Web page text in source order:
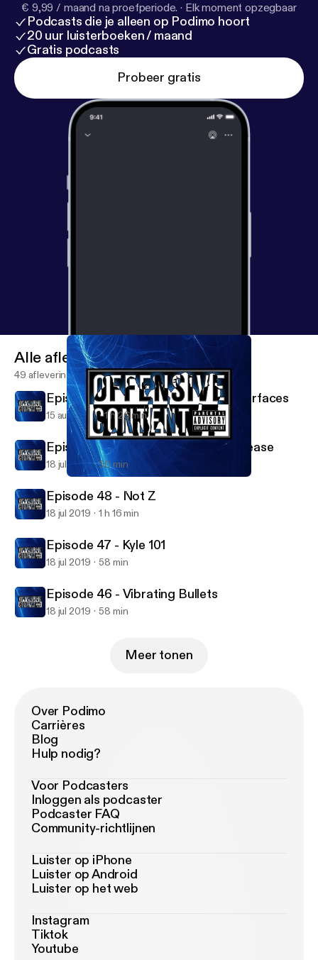
€ 9,99 / maand na proefperiode. · Elk moment opzegbaar
Podcasts die je alleen op Podimo hoort
20 uur luisterboeken / maand
Gratis podcasts
Probeer gratis
Offensive Content
Alle afleveringen
49 afleveringen
Episode 49 - The White Whale Resurfaces
15 aug 2019 1 h 26 min
Episode 45 - Heartbreak Heart Disease
18 jul 2019 50 min
Episode 48 - Not Z
18 jul 2019 1 h 16 min
Episode 47 - Kyle 101
18 jul 2019 58 min
Episode 46 - Vibrating Bullets
18 jul 2019 58 min
Meer tonen
Over Podimo
Carrières
Blog
Hulp nodig?
Voor Podcasters
Inloggen als podcaster
Podcaster FAQ
Community-richtlijnen
Luister op iPhone
Luister op Android
Luister op het web
Instagram
Tiktok
Youtube